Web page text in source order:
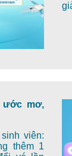
ước mơ,
viên:
thêm 1